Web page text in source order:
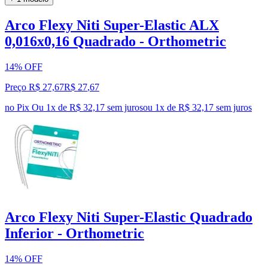
Arco Flexy Niti Super-Elastic ALX
0,016x0,16 Quadrado - Orthometric
14% OFF
Preço R$ 27,67R$ 27,67
no Pix Ou 1x de R$ 32,17 sem jurosou 1x de R$ 32,17 sem juros
Arco Flexy Niti Super-Elastic Quadrado
Inferior - Orthometric
14% OFF